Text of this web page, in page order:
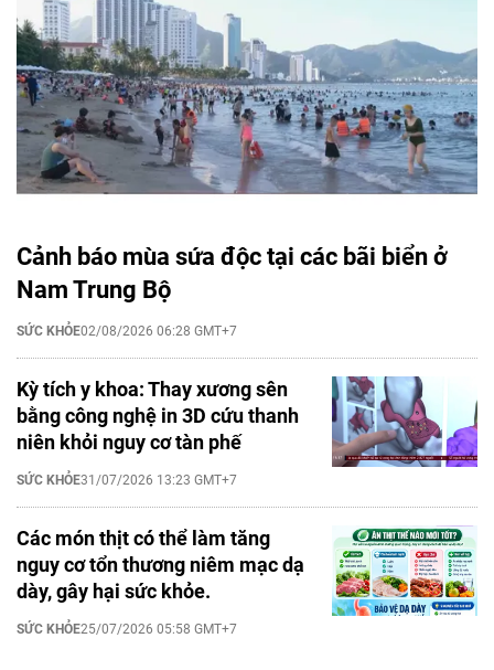
Cảnh báo mùa sứa độc tại các bãi biển ở
Nam Trung Bộ
SỨC KHỎE02/08/2026 06:28 GMT+7
Kỳ tích y khoa: Thay xương sên
bằng công nghệ in 3D cứu thanh
niên khỏi nguy cơ tàn phế
SỨC KHỎE31/07/2026 13:23 GMT+7
Các món thịt có thể làm tăng
nguy cơ tổn thương niêm mạc dạ
dày, gây hại sức khỏe.
SỨC KHỎE25/07/2026 05:58 GMT+7